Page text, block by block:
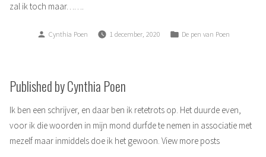
zal ik toch maar…….
Posted
Cynthia Poen 1 december, 2020
Posted
De pen van Poen
Published by Cynthia Poen
Ik ben een schrijver, en daar ben ik retetrots op. Het duurde even,
voor ik die woorden in mijn mond durfde te nemen in associatie met
mezelf maar inmiddels doe ik het gewoon. View more posts